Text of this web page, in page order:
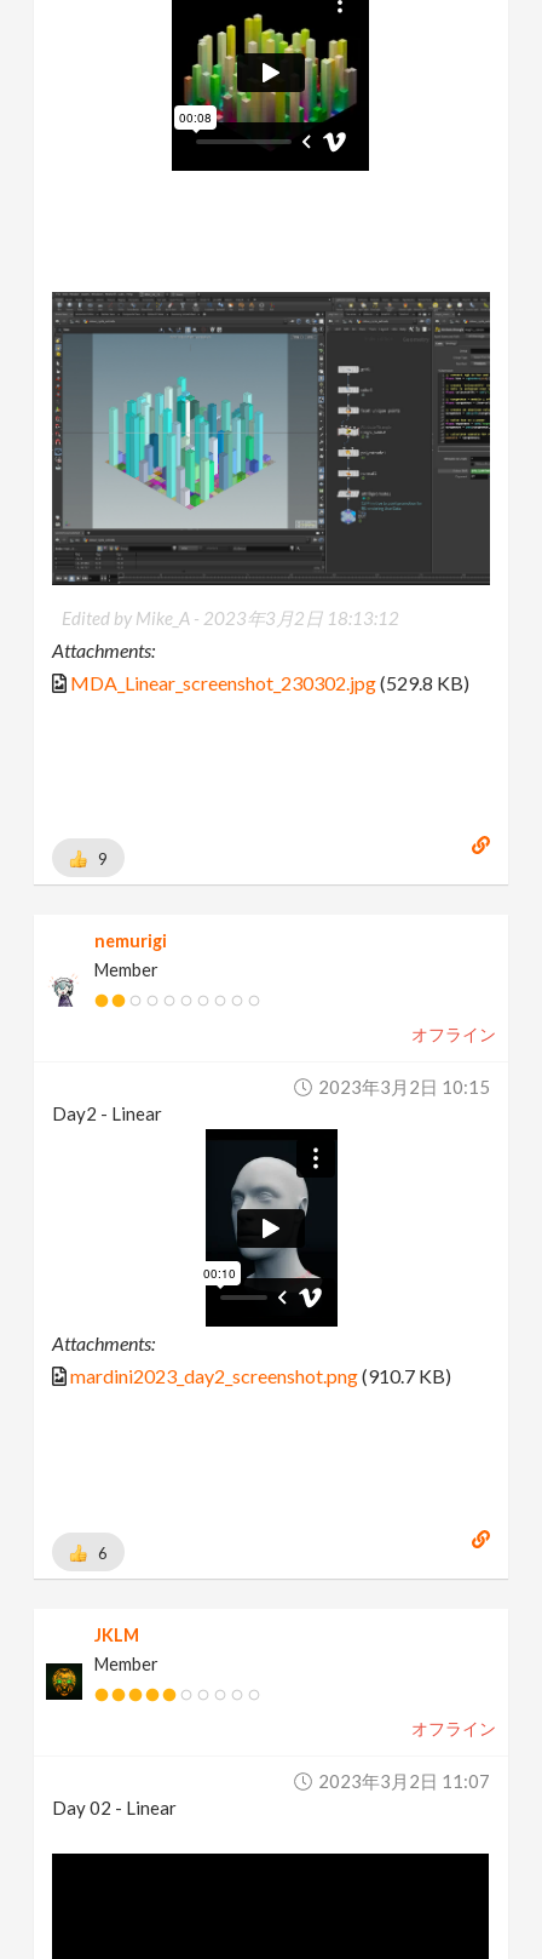
Edited by Mike_A - 2023年3月2日 18:13:12
Attachments:
MDA_Linear_screenshot_230302.jpg(529.8 KB)
9
nemurigi
Member
オフライン
2023年3月2日 10:15
Day2 - Linear
Attachments:
mardini2023_day2_screenshot.png(910.7 KB)
6
JKLM
Member
オフライン
2023年3月2日 11:07
Day 02 - Linear